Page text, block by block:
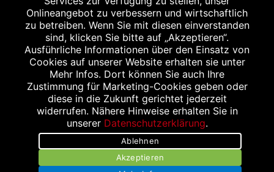
Zu Risiken und Nebenwirkungen lesen Sie die Packungsbeilage und fragen
Sie Ihren Arzt oder Apotheker.
Angabe nach der deutschen Arzneimitteltaxe Apothekenerstattungspreis
(AEP). Der AEP ist keine unverbindliche Preisempfehlung der Hersteller. Der
AEP ist ein von den Apotheken in Ansatz gebrachter Preis für rezeptfreie
Arzneimittel. Er entspricht in der Höhe dem für Apotheken verbindlichen
Abgabepreis, zu dem eine Apotheke in bestimmten Fällen (z.B. bei Kindern
unter 12 Jahren) das Produkt mit der gesetzlichen Krankenversicherung
abrechnet. Der AEP ist der allgemeine Erstattungspreis im Falle einer
Kostenübernahme durch die gesetzlichen Krankenkassen, vor Abzug eines
Zwangsrabattes (zur Zeit 5%) nach §130 Abs. 1 SGB V.
Unverbindliche Preisempfehlung des Herstellers (UVP).
powered by apovena.de
Onlineangebot zu verbessern und wirtschaftlich
zu betreiben. Wenn Sie mit diesen einverstanden
sind, klicken Sie bitte auf „Akzeptieren“.
Ausführliche Informationen über den Einsatz von
Cookies auf unserer Website erhalten sie unter
Mehr Infos. Dort können Sie auch Ihre
Zustimmung für Marketing-Cookies geben oder
diese in die Zukunft gerichtet jederzeit
widerrufen. Nähere Hinweise erhalten Sie in
unserer Datenschutzerklärung.
Ablehnen
Akzeptieren